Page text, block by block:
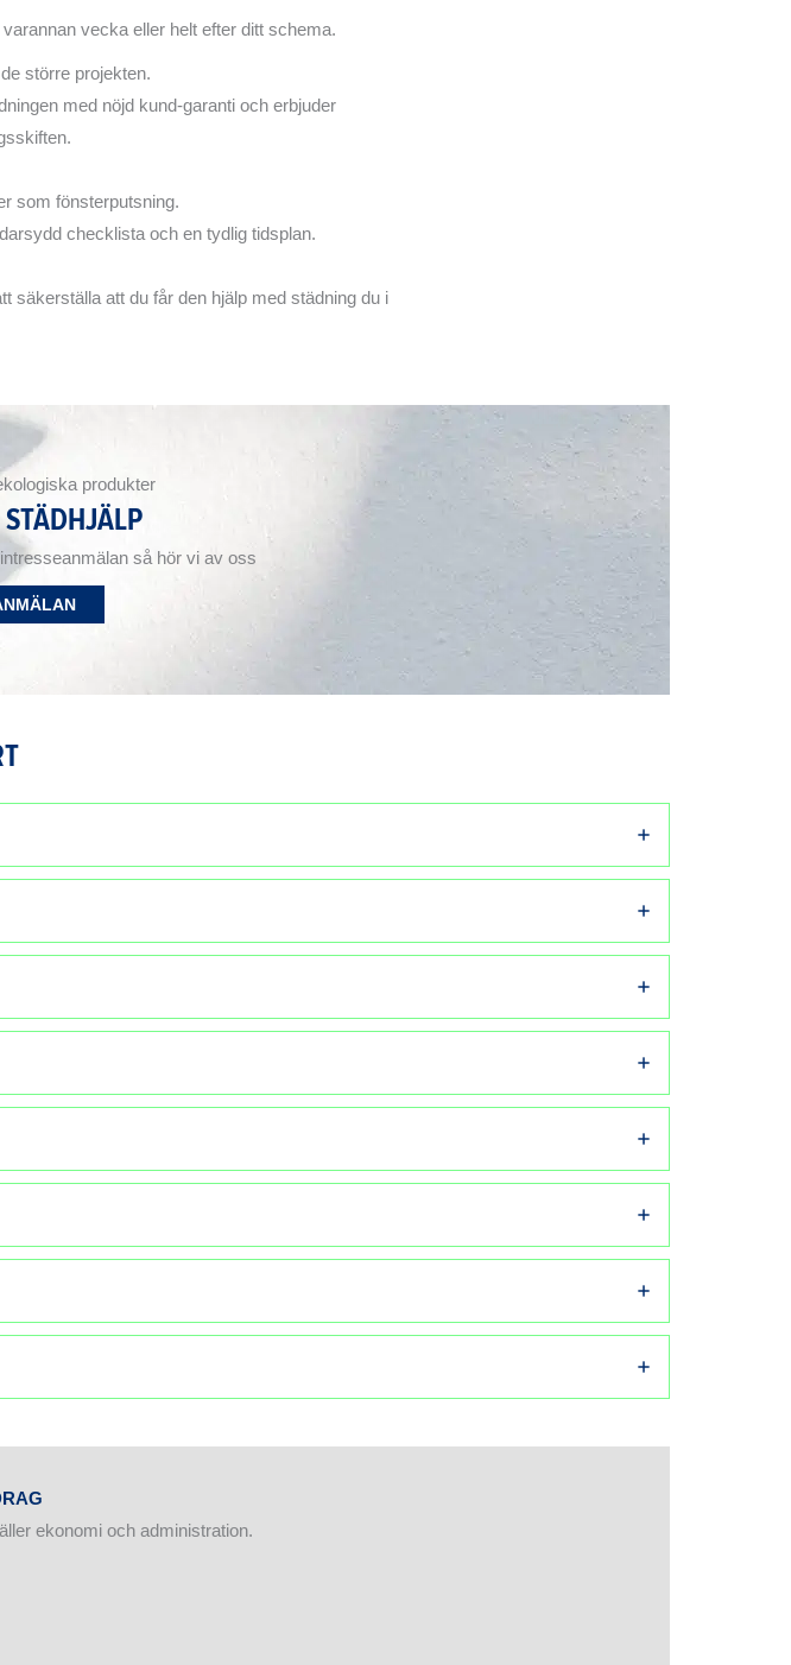
vecka eller helt efter ditt schema.
större projekten.
med nöjd kund-garanti och erbjuder
som fönsterputsning.
checklista och en tydlig tidsplan.
säkerställa att du får den hjälp med städning du i
produkter
så hör vi av oss
ekonomi och administration.